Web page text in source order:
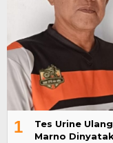
1
Tes Urine
Marno